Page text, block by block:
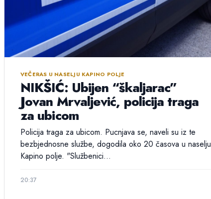
VEČERAS U NASELJU KAPINO POLJE
NIKŠIĆ: Ubijen “škaljarac”
Jovan Mrvaljević, policija traga
za ubicom
Policija traga za ubicom. Pucnjava se, naveli su iz te
bezbjednosne službe, dogodila oko 20 časova u naselju
Kapino polje. "Službenici...
20:37